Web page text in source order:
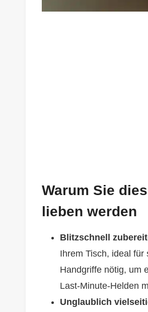
Warum Sie
lieben werden
Blitzschnell
Ihrem Tisch, ideal
Handgriffe nötig, um
Last-Minute-Helden
Unglaublich